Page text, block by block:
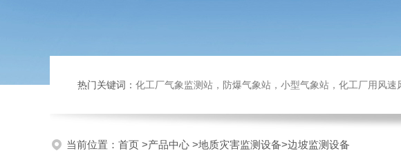
热门关键词： 化工厂气象监测站，防爆气象站，小型气象站，化工厂用风速风向仪
当前位置： 首页 >产品中心 >地质灾害监测设备>边坡监测设备